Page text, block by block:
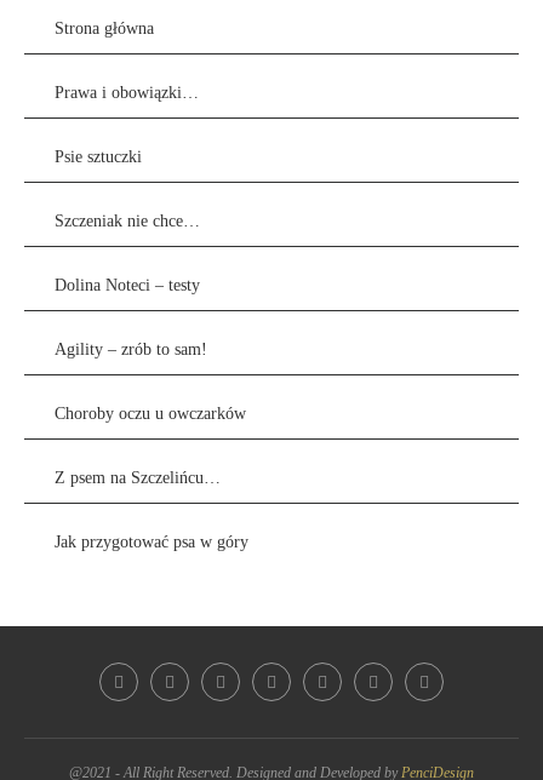
Strona główna
Prawa i obowiązki…
Psie sztuczki
Szczeniak nie chce…
Dolina Noteci – testy
Agility – zrób to sam!
Choroby oczu u owczarków
Z psem na Szczelińcu…
Jak przygotować psa w góry
@2021 - All Right Reserved. Designed and Developed byPenciDesign